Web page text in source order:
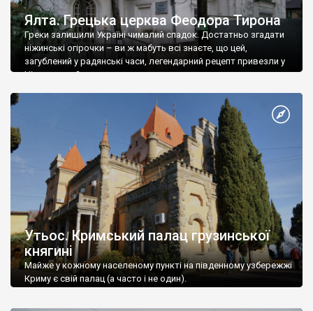
Ялта. Грецька церква Феодора Тирона
Греки залишили Україні чималий спадок. Достатньо згадати
ніжинські огірочки – ви ж мабуть всі знаєте, що цей,
загублений у радянські часи, легендарний рецепт привезли у
Ніжин греки?
Утьос. Кримський палац грузинської
княгині
Майже у кожному населеному пункті на південному узбережжі
Криму є свій палац (а часто і не один).